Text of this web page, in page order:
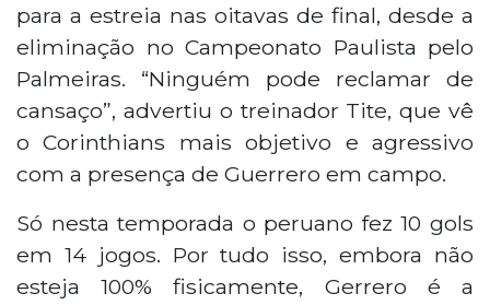
para a estreia nas oitavas de final, desde a
eliminação no Campeonato Paulista pelo
Palmeiras. “Ninguém pode reclamar de
cansaço”, advertiu o treinador Tite, que vê
o Corinthians mais objetivo e agressivo
com a presença de Guerrero em campo.
Só nesta temporada o peruano fez 10 gols
em 14 jogos. Por tudo isso, embora não
esteja 100% fisicamente, Gerrero é a